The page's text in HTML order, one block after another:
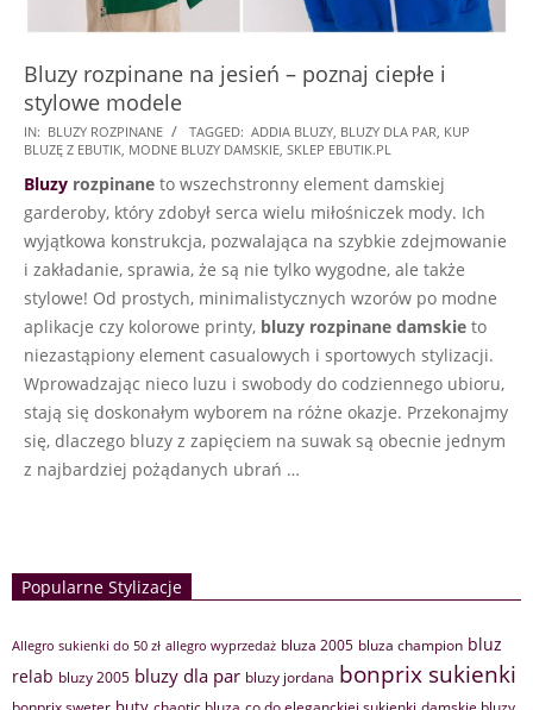
Bluzy rozpinane na jesień – poznaj ciepłe i
stylowe modele
2025-
10-
21
IN: BLUZY ROZPINANE TAGGED: ADDIA BLUZY, BLUZY DLA PAR, KUP
BLUZĘ Z EBUTIK, MODNE BLUZY DAMSKIE, SKLEP EBUTIK.PL
Bluzy rozpinane to wszechstronny element damskiej
garderoby, który zdobył serca wielu miłośniczek mody. Ich
wyjątkowa konstrukcja, pozwalająca na szybkie zdejmowanie
i zakładanie, sprawia, że są nie tylko wygodne, ale także
stylowe! Od prostych, minimalistycznych wzorów po modne
aplikacje czy kolorowe printy, bluzy rozpinane damskie to
niezastąpiony element casualowych i sportowych stylizacji.
Wprowadzając nieco luzu i swobody do codziennego ubioru,
stają się doskonałym wyborem na różne okazje. Przekonajmy
się, dlaczego bluzy z zapięciem na suwak są obecnie jednym
z najbardziej pożądanych ubrań …
Popularne Stylizacje
Allegro sukienki do 50 zł allegro wyprzedaż bluza 2005 bluza champion bluz
relab bluzy 2005 bluzy dla par bluzy jordana bonprix sukienki